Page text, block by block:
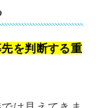
を判断する重